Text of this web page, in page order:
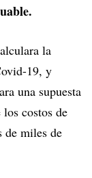
la
19, y
una supuesta
costos de
de miles de